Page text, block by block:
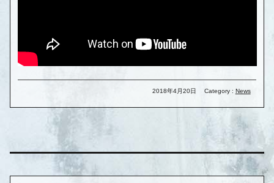
2018年4月20日 Category : News